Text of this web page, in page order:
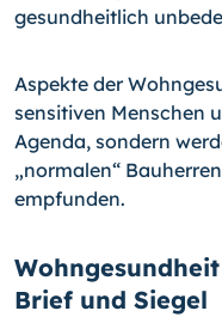
gesundheitlich
Aspekte der
sensitiven Menschen
Agenda, sondern
„normalen“
empfunden.
Brief und Siegel